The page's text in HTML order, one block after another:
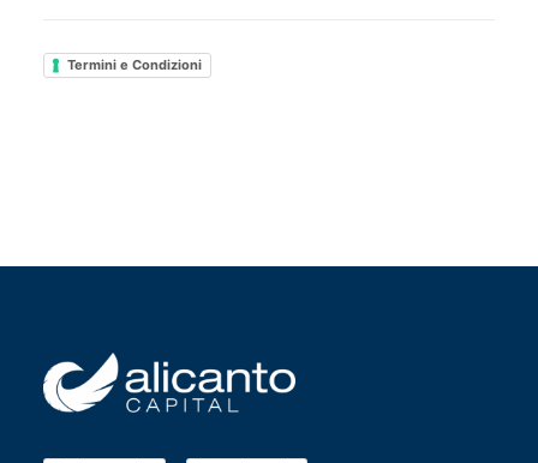
Termini e Condizioni